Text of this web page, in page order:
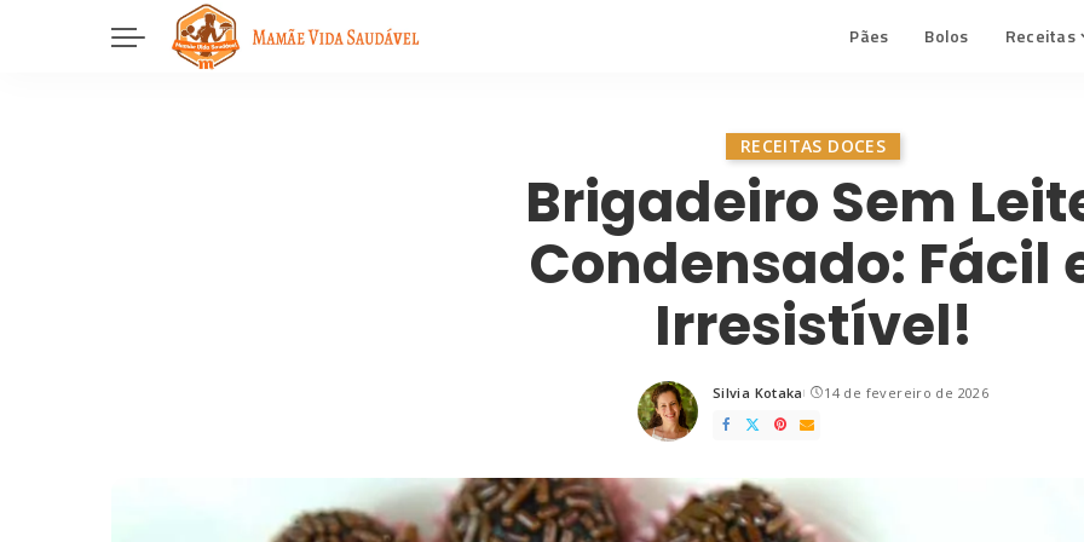
Pães Bolos Receitas
RECEITAS DOCES
Brigadeiro Sem
Condensado: Fácil
Irresistível!
Posted
by
Silvia Kotaka 14 de fevereiro de 2026